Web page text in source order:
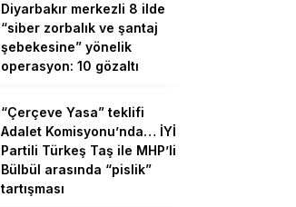
Diyarbakır merkezli 8 ilde
“siber zorbalık ve şantaj
şebekesine” yönelik
operasyon: 10 gözaltı
“Çerçeve Yasa” teklifi
Adalet Komisyonu’nda… İYİ
Partili Türkeş Taş ile MHP’li
Bülbül arasında “pislik”
tartışması